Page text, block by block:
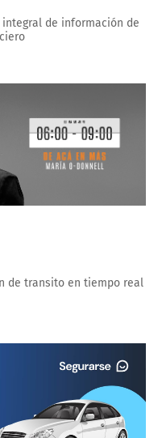
de información de
de transito en tiempo real